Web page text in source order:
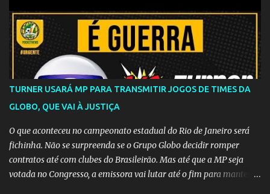
TURNER USARÁ MP PARA TRANSMITIR JOGOS DE TIMES DA
GLOBO, QUE VAI À JUSTIÇA
O que aconteceu no campeonato estadual do Rio de Janeiro será
fichinha. Não se surpreenda se o Grupo Globo decidir romper
contratos até com clubes do Brasileirão. Mas até que a MP seja
votada no Congresso, a emissora vai lutar até o fim para manter o